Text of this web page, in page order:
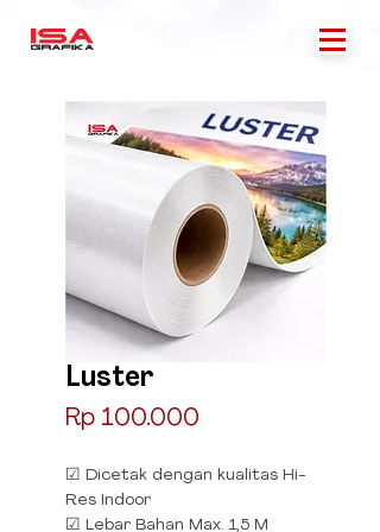
Luster
Rp 100.000
☑ Dicetak dengan kualitas Hi-
Res Indoor
☑ Lebar Bahan Max. 1,5 M